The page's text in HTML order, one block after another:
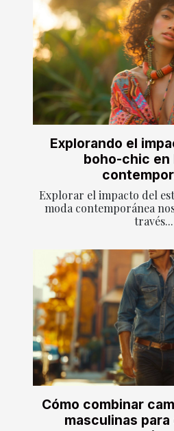
Explorando el
boho-chic en
Explorar el impacto del
moda contemporánea
través...
Cómo combinar
masculinas